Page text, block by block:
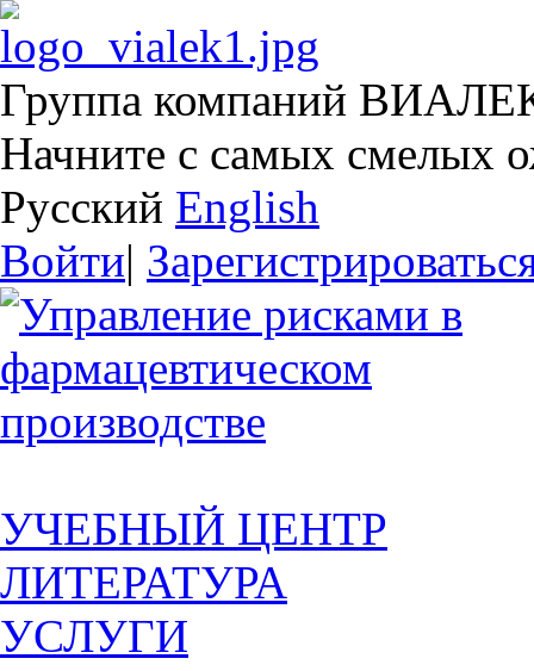
Группа компаний
Начните с самых смелых
Русский English
Войти|
УЧЕБНЫЙ ЦЕНТР
ЛИТЕРАТУРА
УСЛУГИ